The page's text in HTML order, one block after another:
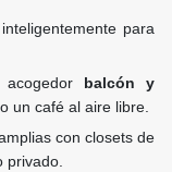
para
balcón y
un café al aire libre.
con closets de
privado.